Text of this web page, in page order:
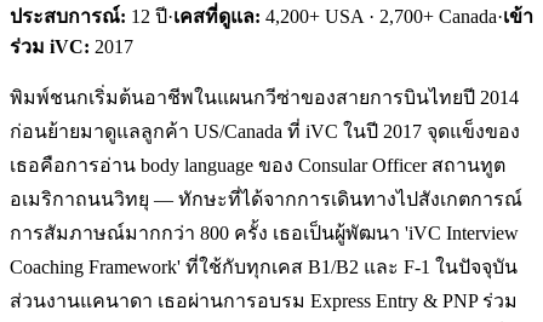
ประสบการณ์: 12 ปี·เคสที่ดูแล: 4,200+ USA · 2,700+ Canada·เข้า
ร่วม iVC: 2017
พิมพ์ชนกเริ่มต้นอาชีพในแผนกวีซ่าของสายการบินไทยปี 2014
ก่อนย้ายมาดูแลลูกค้า US/Canada ที่ iVC ในปี 2017 จุดแข็งของ
เธอคือการอ่าน body language ของ Consular Officer สถานทูต
อเมริกาถนนวิทยุ — ทักษะที่ได้จากการเดินทางไปสังเกตการณ์
การสัมภาษณ์มากกว่า 800 ครั้ง เธอเป็นผู้พัฒนา 'iVC Interview
Coaching Framework' ที่ใช้กับทุกเคส B1/B2 และ F-1 ในปัจจุบัน
ส่วนงานแคนาดา เธอผ่านการอบรม Express Entry & PNP ร่วม